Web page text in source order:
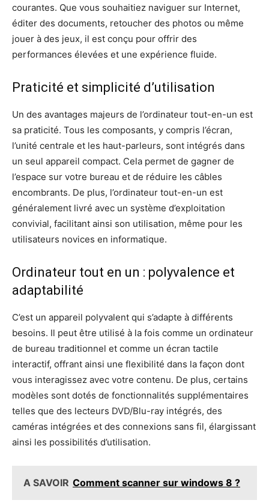
courantes. Que vous souhaitiez naviguer sur Internet,
éditer des documents, retoucher des photos ou même
jouer à des jeux, il est conçu pour offrir des
performances élevées et une expérience fluide.
Praticité et simplicité d’utilisation
Un des avantages majeurs de l’ordinateur tout-en-un est
sa praticité. Tous les composants, y compris l’écran,
l’unité centrale et les haut-parleurs, sont intégrés dans
un seul appareil compact. Cela permet de gagner de
l’espace sur votre bureau et de réduire les câbles
encombrants. De plus, l’ordinateur tout-en-un est
généralement livré avec un système d’exploitation
convivial, facilitant ainsi son utilisation, même pour les
utilisateurs novices en informatique.
Ordinateur tout en un : polyvalence et
adaptabilité
C’est un appareil polyvalent qui s’adapte à différents
besoins. Il peut être utilisé à la fois comme un ordinateur
de bureau traditionnel et comme un écran tactile
interactif, offrant ainsi une flexibilité dans la façon dont
vous interagissez avec votre contenu. De plus, certains
modèles sont dotés de fonctionnalités supplémentaires
telles que des lecteurs DVD/Blu-ray intégrés, des
caméras intégrées et des connexions sans fil, élargissant
ainsi les possibilités d’utilisation.
A SAVOIR Comment scanner sur windows 8 ?